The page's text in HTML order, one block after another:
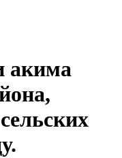
акима